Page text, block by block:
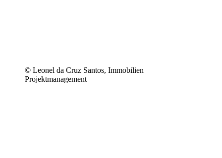
© Leonel da Cruz Santos, Immobilien
Projektmanagement